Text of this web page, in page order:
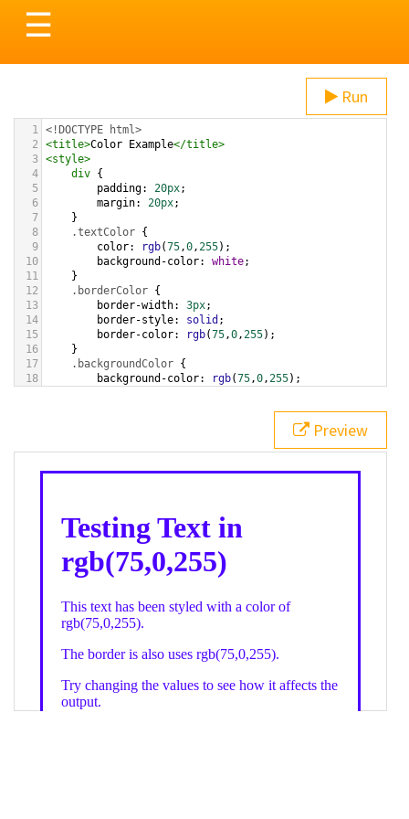
Toggle
navigation
☰
Run
1 <!DOCTYPE html>
2
<title>Color Example</title>
3 <style>
4
div {
5
padding: 20px;
6
margin: 20px;
7
}
8
.textColor {
9
color: rgb(75,0,255);
10
background-color: white;
11
}
12
.borderColor {
13
border-width: 3px;
14
border-style: solid ;
15
border-color: rgb(75,0,255);
16
}
17
.backgroundColor {
18
background-color: rgb(75,0,255);
bottom ,
white, rgb(75,0,255));
div class="textColor borderColor"
< h1>Testing Text in rgb(75,0,255)
Preview